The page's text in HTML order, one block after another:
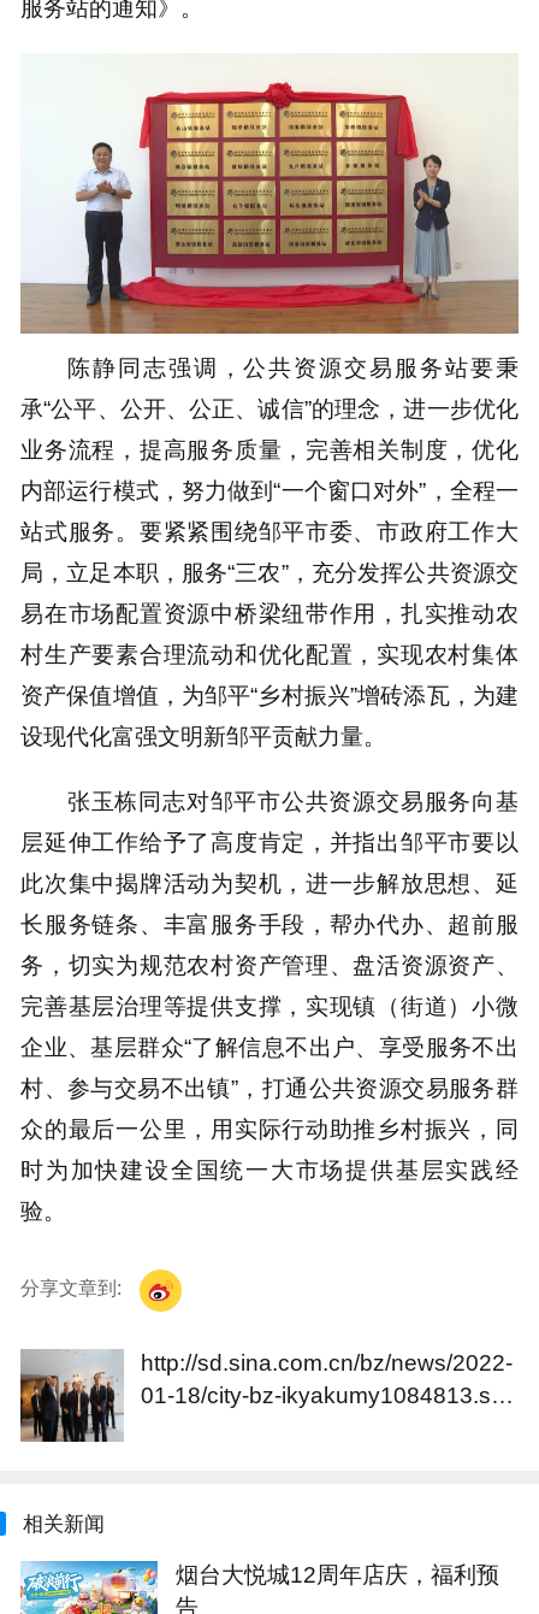
服务站的通知》。
陈静同志强调，公共资源交易服务站要秉
承“公平、公开、公正、诚信”的理念，进一步优化
业务流程，提高服务质量，完善相关制度，优化
内部运行模式，努力做到“一个窗口对外”，全程一
站式服务。要紧紧围绕邹平市委、市政府工作大
局，立足本职，服务“三农”，充分发挥公共资源交
易在市场配置资源中桥梁纽带作用，扎实推动农
村生产要素合理流动和优化配置，实现农村集体
资产保值增值，为邹平“乡村振兴”增砖添瓦，为建
设现代化富强文明新邹平贡献力量。
张玉栋同志对邹平市公共资源交易服务向基
层延伸工作给予了高度肯定，并指出邹平市要以
此次集中揭牌活动为契机，进一步解放思想、延
长服务链条、丰富服务手段，帮办代办、超前服
务，切实为规范农村资产管理、盘活资源资产、
完善基层治理等提供支撑，实现镇（街道）小微
企业、基层群众“了解信息不出户、享受服务不出
村、参与交易不出镇”，打通公共资源交易服务群
众的最后一公里，用实际行动助推乡村振兴，同
时为加快建设全国统一大市场提供基层实践经
验。
分享文章到:
http://sd.sina.com.cn/bz/news/2022-
01-18/city-bz-ikyakumy1084813.sht
相关新闻
烟台大悦城12周年店庆，福利预
告